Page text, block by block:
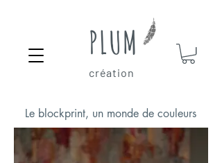
PLUM
création
Le blockprint, un monde de couleurs